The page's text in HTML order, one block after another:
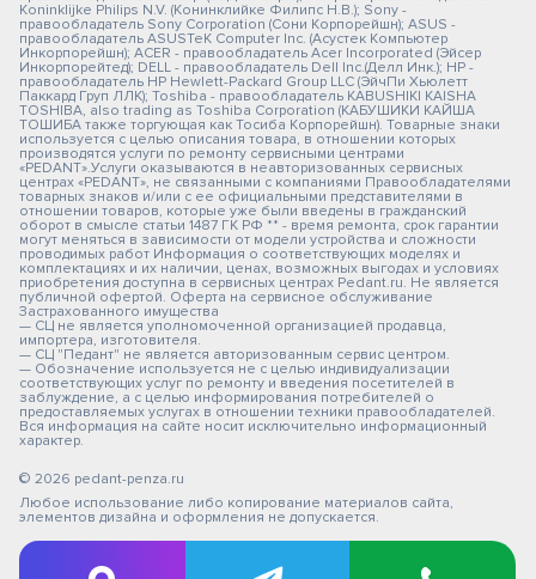
Koninklijke Philips N.V. (Конинклийке Филипс Н.В.); Sony -
правообладатель Sony Corporation (Сони Корпорейшн); ASUS -
правообладатель ASUSTeK Computer Inc. (Асустек Компьютер
Инкорпорейшн); ACER - правообладатель Acer Incorporated (Эйсер
Инкорпорейтед); DELL - правообладатель Dell Inc.(Делл Инк.); HP -
правообладатель HP Hewlett-Packard Group LLC (ЭйчПи Хьюлетт
Паккард Груп ЛЛК); Toshiba - правообладатель KABUSHIKI KAISHA
TOSHIBA, also trading as Toshiba Corporation (КАБУШИКИ КАЙША
ТОШИБА также торгующая как Тосиба Корпорейшн). Товарные знаки
используется с целью описания товара, в отношении которых
производятся услуги по ремонту сервисными центрами
«PEDANT».Услуги оказываются в неавторизованных сервисных
центрах «PEDANT», не связанными с компаниями Правообладателями
товарных знаков и/или с ее официальными представителями в
отношении товаров, которые уже были введены в гражданский
оборот в смысле статьи 1487 ГК РФ ** - время ремонта, срок гарантии
могут меняться в зависимости от модели устройства и сложности
проводимых работ Информация о соответствующих моделях и
комплектациях и их наличии, ценах, возможных выгодах и условиях
приобретения доступна в сервисных центрах Pedant.ru. Не является
публичной офертой. Оферта на сервисное обслуживание
Застрахованного имущества
— СЦ не является уполномоченной организацией продавца,
импортера, изготовителя.
— СЦ "Педант" не является авторизованным сервис центром.
— Обозначение используется не с целью индивидуализации
соответствующих услуг по ремонту и введения посетителей в
заблуждение, а с целью информирования потребителей о
предоставляемых услугах в отношении техники правообладателей.
Вся информация на сайте носит исключительно информационный
характер.
© 2026 pedant-penza.ru
Любое использование либо копирование материалов сайта,
элементов дизайна и оформления не допускается.